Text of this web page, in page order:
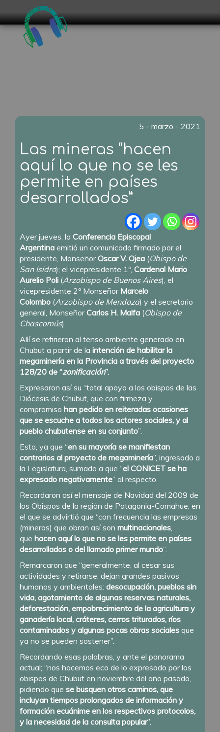
5 - marzo - 2021
Las mineras “hacen
aquí lo que no se les
permite en países
desarrollados”
Ayer jueves, la Conferencia Episcopal
Argentina emitió un comunicado firmado por el
presidente, MonseñorOscar V. Ojea (Obispo de
San Isidro); el vicepresidente 1º, Cardenal Mario
Aurelio Poli (Arzobispo de Buenos Aires), el
vicepresidente 2º Monseñor Marcelo
Colombo (Arzobispo de Mendoza) y el secretario
general, MonseñorCarlos H. Malfa (Obispo de
Chascomús).
Allí se refirieron al tenso ambiente generado en
Chubut a partir de la intención de habilitar la
megaminería en la Provincia a través del proyecto
128/20 de “zonificación”.
Expresaron así su “total apoyo a los obispos de las
Diócesis de Chubut, que con firmeza y
compromiso han pedido en reiteradas ocasiones
que se escuche a todos los actores sociales, y al
pueblo chubutense en su conjunto”.
Esto, ya que “en su mayoría se manifiestan
contrarios al proyecto de megaminería”, ingresado a
la Legislatura, sumado a que “el CONICET se ha
expresado negativamente” al respecto.
Recordaron así el mensaje de Navidad del 2009 de
los Obispos de la región de Patagonia-Comahue, en
el que se advirtió que “con frecuencia las empresas
(mineras) que obran así son multinacionales,
que hacen aquí lo que no se les permite en países
desarrollados o del llamado primer mundo”.
Remarcaron que “generalmente, al cesar sus
actividades y retirarse, dejan grandes pasivos
humanos y ambientales: desocupación, pueblos sin
vida, agotamiento de algunas reservas naturales,
deforestación, empobrecimiento de la agricultura y
ganadería local, cráteres, cerros triturados, ríos
contaminados y algunas pocas obras sociales que
ya no se pueden sostener”.
Recordando esas palabras, y ante el panorama
actual; “nos hacemos eco de lo expresado por los
obispos de Chubut en noviembre del año pasado,
pidiendo que se busquen otros caminos, que
incluyan tiempos prolongados de información y
formación ecuánime en los respectivos protocolos,
y la necesidad de la consulta popular”.